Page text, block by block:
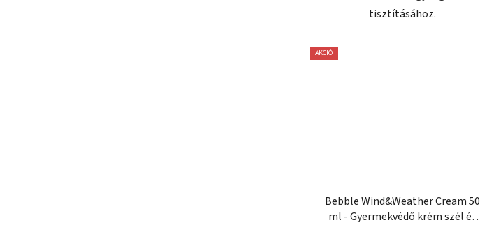
tisztításához.
AKCIÓ
Bebble Wind&Weather Cream 50
ml - Gyermekvédő krém szél és